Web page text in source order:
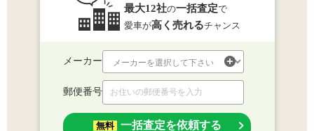
最大12社の一括査定で
愛車が高く売れるチャンス
メーカー
郵便番号
無料 一括査定を依頼する